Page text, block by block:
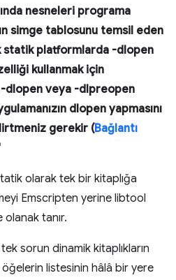
nesneleri programa
simge tablosunu temsil eden
statik platformlarda -dlopen
kullanmak için
-dlopen veya -dlpreopen
dlopen yapmasını
gerekir (Bağlantı
olarak tek bir kitaplığa
Emscripten yerine libtool
tanır.
sorun dinamik kitaplıkların
öğelerin listesinin hâlâ bir yere